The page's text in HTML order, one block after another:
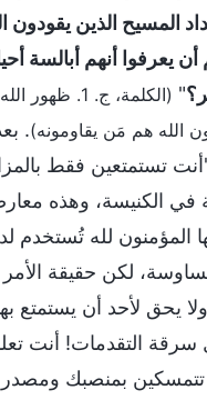
المسيح الذين يقودون
أن يعرفوا أنهم أبالسة
"
(الكلمة، ج. 1.
الله هم مَن يقاومونه).
تستمتعين فقط
الكنيسة، وهذه
المؤمنون لله تُستخدم
لكن حقيقة
يحق لأحد أن يستمتع
سرقة التقدمات! أنت
تتمسكين بمنصبك